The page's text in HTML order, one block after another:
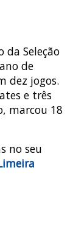
Seleção
de
dez jogos.
e três
marcou 18
no seu